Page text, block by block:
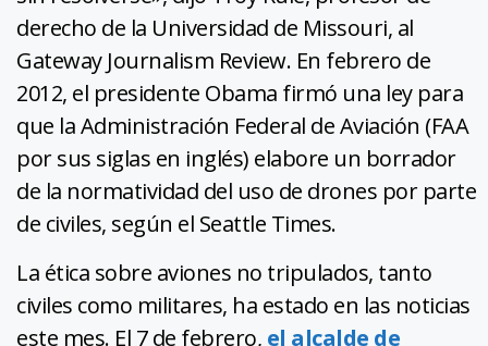
derecho de la Universidad de Missouri, al
Gateway Journalism Review. En febrero de
2012, el presidente Obama firmó una ley para
que la Administración Federal de Aviación (FAA
por sus siglas en inglés) elabore un borrador
de la normatividad del uso de drones por parte
de civiles, según el Seattle Times.
La ética sobre aviones no tripulados, tanto
civiles como militares, ha estado en las noticias
este mes. El 7 de febrero, el alcalde de